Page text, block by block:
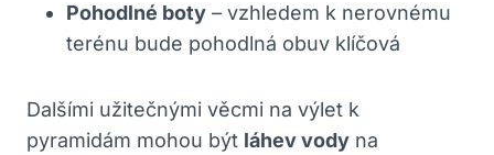
Pohodlné‌ boty – vzhledem k⁢ nerovnému
terénu bude pohodlná obuv⁢ klíčová
Dalšími užitečnými věcmi na výlet k
pyramidám mohou být láhev vody na